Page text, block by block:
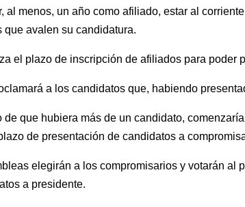
al menos, un año como afiliado, estar al
que avalen su candidatura.
el plazo de inscripción de afiliados para poder
a los candidatos que, habiendo
de que hubiera más de un candidato,
de presentación de candidatos a
elegirán a los compromisarios y votarán
a presidente.